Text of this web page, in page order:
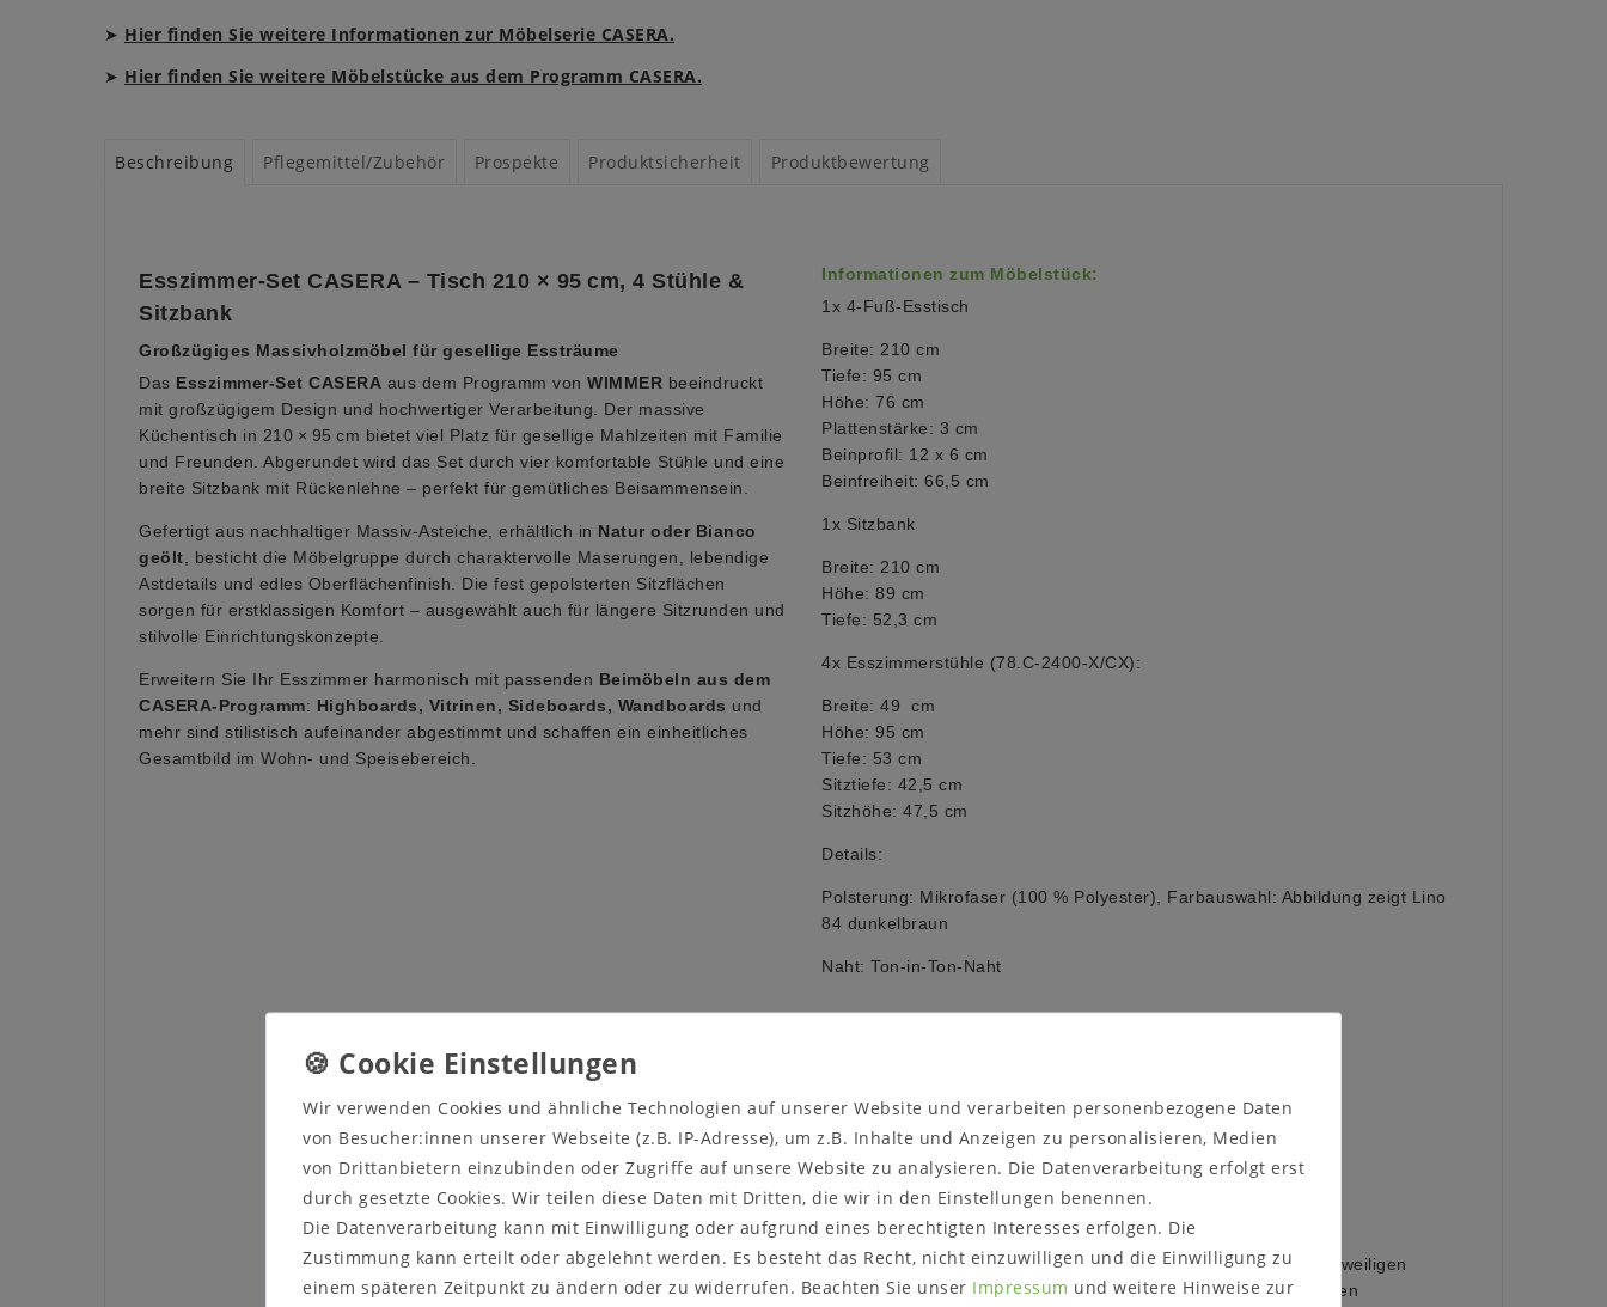
➤ Hier finden Sie weitere Informationen zur Möbelserie CASERA.
➤ Hier finden Sie weitere Möbelstücke aus dem Programm CASERA.
Beschreibung Pflegemittel/Zubehör Prospekte Produktsicherheit Produktbewertung
Esszimmer-Set CASERA – Tisch 210 × 95 cm, 4 Stühle &
Sitzbank
Großzügiges Massivholzmöbel für gesellige Essträume
Das Esszimmer-Set CASERA aus dem Programm von WIMMER beeindruckt
mit großzügigem Design und hochwertiger Verarbeitung. Der massive
Küchentisch in 210 × 95 cm bietet viel Platz für gesellige Mahlzeiten mit Familie
und Freunden. Abgerundet wird das Set durch vier komfortable Stühle und eine
breite Sitzbank mit Rückenlehne – perfekt für gemütliches Beisammensein.
Gefertigt aus nachhaltiger Massiv-Asteiche, erhältlich in Natur oder Bianco
geölt, besticht die Möbelgruppe durch charaktervolle Maserungen, lebendige
Astdetails und edles Oberflächenfinish. Die fest gepolsterten Sitzflächen
sorgen für erstklassigen Komfort – ausgewählt auch für längere Sitzrunden und
stilvolle Einrichtungskonzepte.
Erweitern Sie Ihr Esszimmer harmonisch mit passenden Beimöbeln aus dem
CASERA-Programm: Highboards, Vitrinen, Sideboards, Wandboards und
mehr sind stilistisch aufeinander abgestimmt und schaffen ein einheitliches
Gesamtbild im Wohn- und Speisebereich.
Informationen zum Möbelstück:
1x 4-Fuß-Esstisch
Breite: 210 cm
Tiefe: 95 cm
Höhe: 76 cm
Plattenstärke: 3 cm
Beinprofil: 12 x 6 cm
Beinfreiheit: 66,5 cm
1x Sitzbank
Breite: 210 cm
Höhe: 89 cm
Tiefe: 52,3 cm
4x Esszimmerstühle (78.C-2400-X/CX):
Breite: 49 cm
Höhe: 95 cm
Tiefe: 53 cm
Sitztiefe: 42,5 cm
Sitzhöhe: 47,5 cm
Details:
Polsterung: Mikrofaser (100 % Polyester), Farbauswahl: Abbildung zeigt Lino
84 dunkelbraun
Naht: Ton-in-Ton-Naht
Rotkernbuche natur geölt (Abbildung)
Rustikale Asteiche natur geölt
Rustikale Asteiche bianco geölt
Massivholz ist ein organisches Material, das sich an die jeweiligen
Umgebungsbedingungen anpasst. Im Laufe der Zeit können
Wir verwenden Cookies und ähnliche Technologien auf unserer Website und verarbeiten personenbezogene Daten
von Besucher:innen unserer Webseite (z.B. IP-Adresse), um z.B. Inhalte und Anzeigen zu personalisieren, Medien
von Drittanbietern einzubinden oder Zugriffe auf unsere Website zu analysieren. Die Datenverarbeitung erfolgt erst
durch gesetzte Cookies. Wir teilen diese Daten mit Dritten, die wir in den Einstellungen benennen.
Die Datenverarbeitung kann mit Einwilligung oder aufgrund eines berechtigten Interesses erfolgen. Die
Zustimmung kann erteilt oder abgelehnt werden. Es besteht das Recht, nicht einzuwilligen und die Einwilligung zu
einem späteren Zeitpunkt zu ändern oder zu widerrufen. Beachten Sie unser Impressum und weitere Hinweise zur